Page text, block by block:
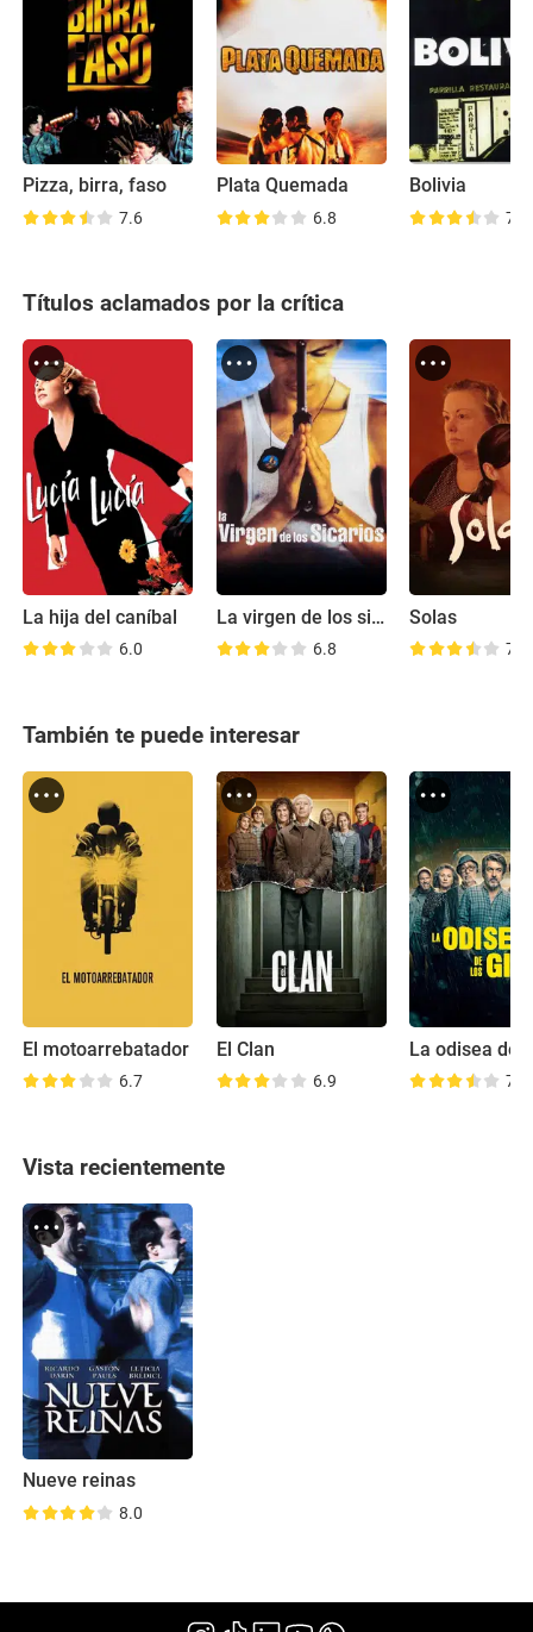
Pizza, birra, faso
7.6
Plata Quemada
6.8
Bolivia
7.4
Títulos aclamados por la crítica
La hija del caníbal
6.0
La virgen de los sicarios
6.8
Solas
7.5
También te puede interesar
El motoarrebatador
6.7
El Clan
6.9 7.3
Vista recientemente
Nueve reinas
8.0